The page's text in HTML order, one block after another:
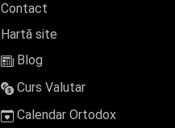
Contact
Hartă site
Blog
Curs Valutar
Calendar Ortodox